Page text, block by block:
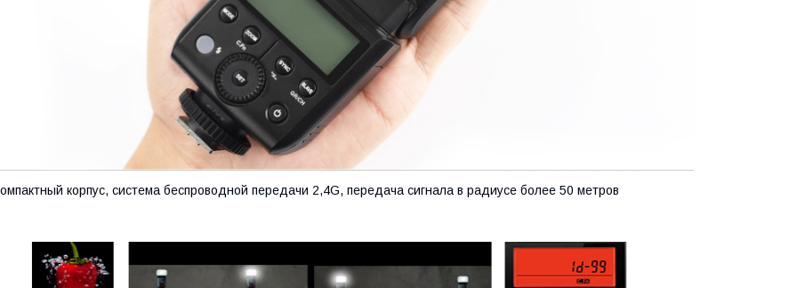
корпус, система беспроводной передачи 2,4G, передача сигнала в радиусе более 50 метров